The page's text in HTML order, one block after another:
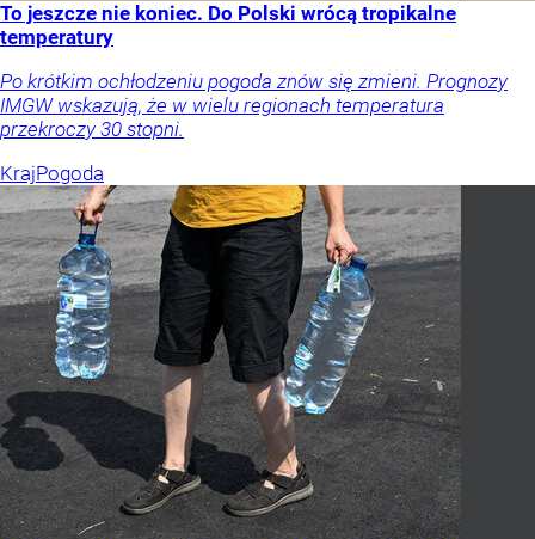
To jeszcze nie koniec. Do Polski wrócą tropikalne
temperatury
Po krótkim ochłodzeniu pogoda znów się zmieni. Prognozy
IMGW wskazują, że w wielu regionach temperatura
przekroczy 30 stopni.
KrajPogoda